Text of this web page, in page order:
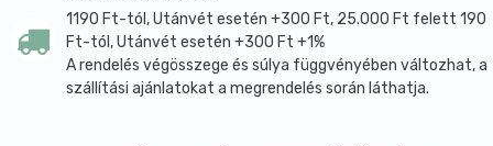
1190 Ft-tól, Utánvét esetén +300 Ft, 25.000 Ft felett 190
Ft-tól, Utánvét esetén +300 Ft +1%
A rendelés végösszege és súlya függvényében változhat, a
szállítási ajánlatokat a megrendelés során láthatja.